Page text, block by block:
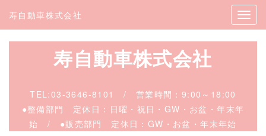
寿自動車株式会社
寿自動車株式会社
TEL:03-3646-8101 /
営業時間：9:00～18:00
●整備部門 定休日：日曜・祝日・GW・お盆・年末年
始 / ●販売部門 定休日：GW・お盆・年末年始